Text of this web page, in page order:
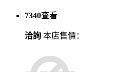
7340查看
洽詢 本店售價：